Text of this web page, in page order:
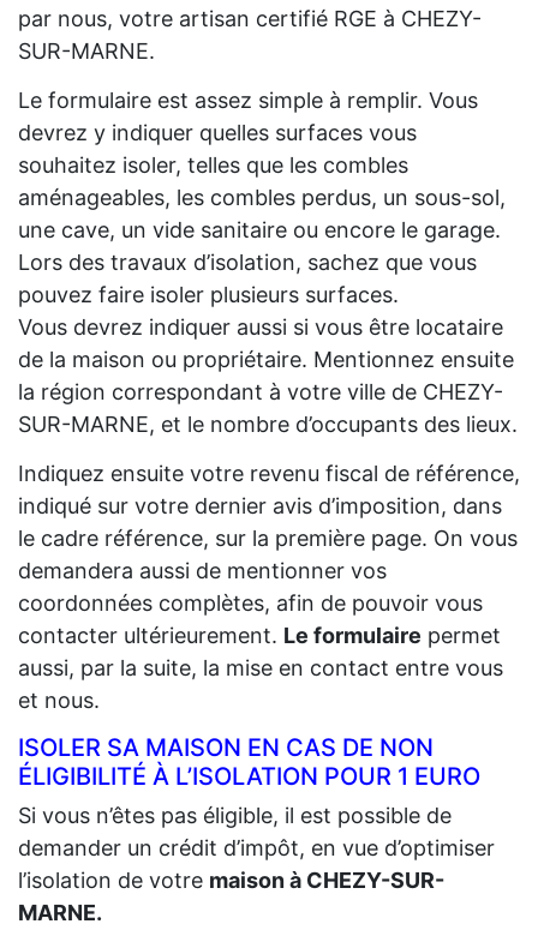
par nous, votre artisan certifié RGE à CHEZY-
SUR-MARNE.
Le formulaire est assez simple à remplir. Vous
devrez y indiquer quelles surfaces vous
souhaitez isoler, telles que les combles
aménageables, les combles perdus, un sous-sol,
une cave, un vide sanitaire ou encore le garage.
Lors des travaux d’isolation, sachez que vous
pouvez faire isoler plusieurs surfaces.
Vous devrez indiquer aussi si vous être locataire
de la maison ou propriétaire. Mentionnez ensuite
la région correspondant à votre ville de CHEZY-
SUR-MARNE, et le nombre d’occupants des lieux.
Indiquez ensuite votre revenu fiscal de référence,
indiqué sur votre dernier avis d’imposition, dans
le cadre référence, sur la première page. On vous
demandera aussi de mentionner vos
coordonnées complètes, afin de pouvoir vous
contacter ultérieurement. Le formulaire permet
aussi, par la suite, la mise en contact entre vous
et nous.
ISOLER SA MAISON EN CAS DE NON
ÉLIGIBILITÉ À L’ISOLATION POUR 1 EURO
Si vous n’êtes pas éligible, il est possible de
demander un crédit d’impôt, en vue d’optimiser
l’isolation de votre maison à CHEZY-SUR-
MARNE.